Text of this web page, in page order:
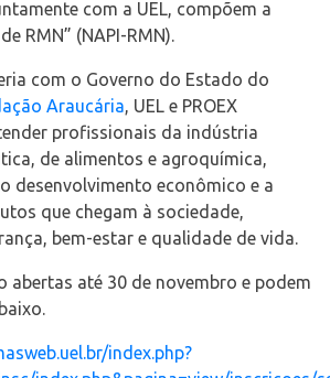
com a UEL, compõem a
RMN” (NAPI-RMN).
com o Governo do Estado do
Araucária, UEL e PROEX
profissionais da indústria
de alimentos e agroquímica,
desenvolvimento econômico e a
que chegam à sociedade,
bem-estar e qualidade de vida.
abertas até 30 de novembro e podem
index.php?